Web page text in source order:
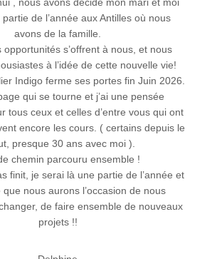
de l’année aux Antilles où nous
avons de la famille.
opportunités s’offrent à nous, et nous
à l’idée de cette nouvelle vie!
Indigo ferme ses portes fin Juin 2026.
qui se tourne et j’ai une pensée
tous ceux et celles d’entre vous qui ont
encore les cours. ( certains depuis le
presque 30 ans avec moi ).
chemin parcouru ensemble !
finit, je serai là une partie de l’année et
que nous aurons l’occasion de nous
de faire ensemble de nouveaux
projets !!